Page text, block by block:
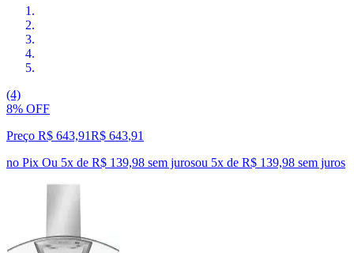
(4)
8% OFF
Preço R$ 643,91R$ 643,91
no Pix Ou 5x de R$ 139,98 sem jurosou 5x de R$ 139,98 sem juros